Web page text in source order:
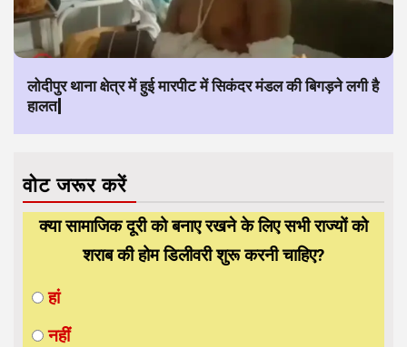
लोदीपुर थाना क्षेत्र में हुई मारपीट में सिकंदर मंडल की बिगड़ने लगी है
हालत|
वोट जरूर करें
क्या सामाजिक दूरी को बनाए रखने के लिए सभी राज्यों को
शराब की होम डिलीवरी शुरू करनी चाहिए?
हां
नहीं